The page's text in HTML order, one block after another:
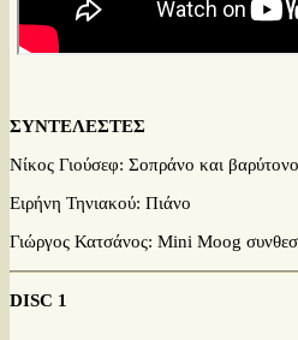
ΣΥΝΤΕΛΕΣΤΕΣ
Νίκος Γιούσεφ: Σοπράνο και
Ειρήνη Τηνιακού: Πιάνο
Γιώργος Κατσάνος: Mini Moog
DISC 1